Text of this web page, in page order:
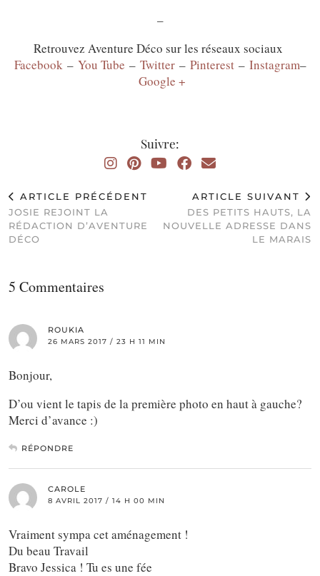
–
Retrouvez Aventure Déco sur les réseaux sociaux
Facebook – You Tube – Twitter – Pinterest – Instagram–
Google +
Suivre:
ARTICLE PRÉCÉDENT
JOSIE REJOINT LA
RÉDACTION D’AVENTURE
DÉCO
ARTICLE SUIVANT
DES PETITS HAUTS, LA
NOUVELLE ADRESSE DANS
LE MARAIS
5 Commentaires
ROUKIA
26 MARS 2017 / 23 H 11 MIN
Bonjour,
D’ou vient le tapis de la première photo en haut à gauche?
Merci d’avance :)
RÉPONDRE
CAROLE
8 AVRIL 2017 / 14 H 00 MIN
Vraiment sympa cet aménagement !
Du beau Travail
Bravo Jessica ! Tu es une fée